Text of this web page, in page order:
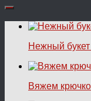
Нежный
Вяжем